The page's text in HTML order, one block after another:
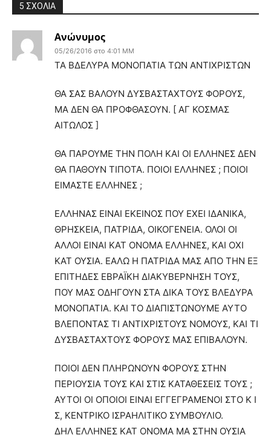
5 ΣΧΟΛΙΑ
Ανώνυμος
05/26/2016 στο 4:01 ΜΜ
ΤΑ ΒΔΕΛΥΡΑ ΜΟΝΟΠΑΤΙΑ ΤΩΝ ΑΝΤΙΧΡΙΣΤΩΝ
ΘΑ ΣΑΣ ΒΑΛΟΥΝ ΔΥΣΒΑΣΤΑΧΤΟΥΣ ΦΟΡΟΥΣ,
ΜΑ ΔΕΝ ΘΑ ΠΡΟΦΘΑΣΟΥΝ. [ ΑΓ ΚΟΣΜΑΣ
ΑΙΤΩΛΟΣ ]
ΘΑ ΠΑΡΟΥΜΕ ΤΗΝ ΠΟΛΗ ΚΑΙ ΟΙ ΕΛΛΗΝΕΣ ΔΕΝ
ΘΑ ΠΑΘΟΥΝ ΤΙΠΟΤΑ. ΠΟΙΟΙ ΕΛΛΗΝΕΣ ; ΠΟΙΟΙ
ΕΙΜΑΣΤΕ ΕΛΛΗΝΕΣ ;
ΕΛΛΗΝΑΣ ΕΙΝΑΙ ΕΚΕΙΝΟΣ ΠΟΥ ΕΧΕΙ ΙΔΑΝΙΚΑ,
ΘΡΗΣΚΕΙΑ, ΠΑΤΡΙΔΑ, ΟΙΚΟΓΕΝΕΙΑ. ΟΛΟΙ ΟΙ
ΑΛΛΟΙ ΕΙΝΑΙ ΚΑΤ ΟΝΟΜΑ ΕΛΛΗΝΕΣ, ΚΑΙ ΟΧΙ
ΚΑΤ ΟΥΣΙΑ. ΕΑΛΩ Η ΠΑΤΡΙΔΑ ΜΑΣ ΑΠΟ ΤΗΝ ΕΞ
ΕΠΙΤΗΔΕΣ ΕΒΡΑΪΚΗ ΔΙΑΚΥΒΕΡΝΗΣΗ ΤΟΥΣ,
ΠΟΥ ΜΑΣ ΟΔΗΓΟΥΝ ΣΤΑ ΔΙΚΑ ΤΟΥΣ ΒΛΕΔΥΡΑ
ΜΟΝΟΠΑΤΙΑ. ΚΑΙ ΤΟ ΔΙΑΠΙΣΤΩΝΟΥΜΕ ΑΥΤΟ
ΒΛΕΠΟΝΤΑΣ ΤΙ ΑΝΤΙΧΡΙΣΤΟΥΣ ΝΟΜΟΥΣ, ΚΑΙ ΤΙ
ΔΥΣΒΑΣΤΑΧΤΟΥΣ ΦΟΡΟΥΣ ΜΑΣ ΕΠΙΒΑΛΟΥΝ.
ΠΟΙΟΙ ΔΕΝ ΠΛΗΡΩΝΟΥΝ ΦΟΡΟΥΣ ΣΤΗΝ
ΠΕΡΙΟΥΣΙΑ ΤΟΥΣ ΚΑΙ ΣΤΙΣ ΚΑΤΑΘΕΣΕΙΣ ΤΟΥΣ ;
ΑΥΤΟΙ ΟΙ ΟΠΟΙΟΙ ΕΙΝΑΙ ΕΓΓΕΓΡΑΜΕΝΟΙ ΣΤΟ Κ Ι
Σ, ΚΕΝΤΡΙΚΟ ΙΣΡΑΗΛΙΤΙΚΟ ΣΥΜΒΟΥΛΙΟ.
ΔΗΛ ΕΛΛΗΝΕΣ ΚΑΤ ΟΝΟΜΑ ΜΑ ΣΤΗΝ ΟΥΣΙΑ